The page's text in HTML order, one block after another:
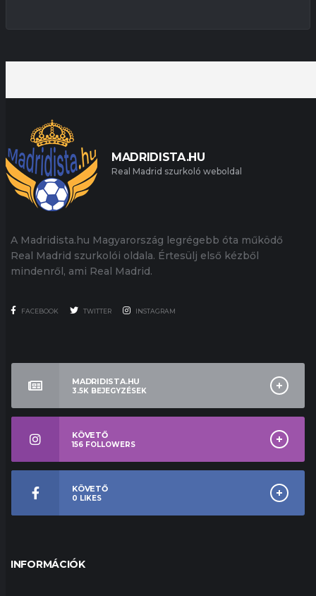
MADRIDISTA.HU
Real Madrid szurkoló weboldal
A Madridista.hu Magyarország legrégebb óta működő
Real Madrid szurkolói oldala. Értesülj első kézből
mindenről, ami Real Madrid.
FACEBOOK TWITTER INSTAGRAM
MADRIDISTA.HU
3.5K BEJEGYZÉSEK
KÖVETŐ
156 FOLLOWERS
KÖVETŐ
0 LIKES
INFORMÁCIÓK